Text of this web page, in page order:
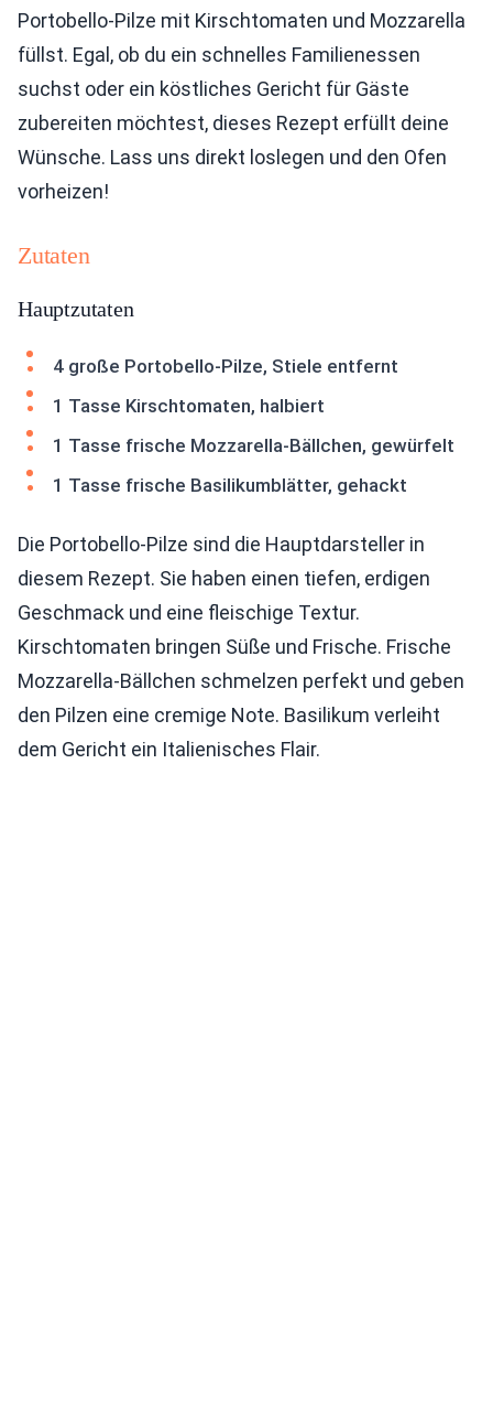
Portobello-Pilze mit Kirschtomaten und Mozzarella
füllst. Egal, ob du ein schnelles Familienessen
suchst oder ein köstliches Gericht für Gäste
zubereiten möchtest, dieses Rezept erfüllt deine
Wünsche. Lass uns direkt loslegen und den Ofen
vorheizen!
Zutaten
Hauptzutaten
4 große Portobello-Pilze, Stiele entfernt
1 Tasse Kirschtomaten, halbiert
1 Tasse frische Mozzarella-Bällchen, gewürfelt
1 Tasse frische Basilikumblätter, gehackt
Die Portobello-Pilze sind die Hauptdarsteller in
diesem Rezept. Sie haben einen tiefen, erdigen
Geschmack und eine fleischige Textur.
Kirschtomaten bringen Süße und Frische. Frische
Mozzarella-Bällchen schmelzen perfekt und geben
den Pilzen eine cremige Note. Basilikum verleiht
dem Gericht ein Italienisches Flair.